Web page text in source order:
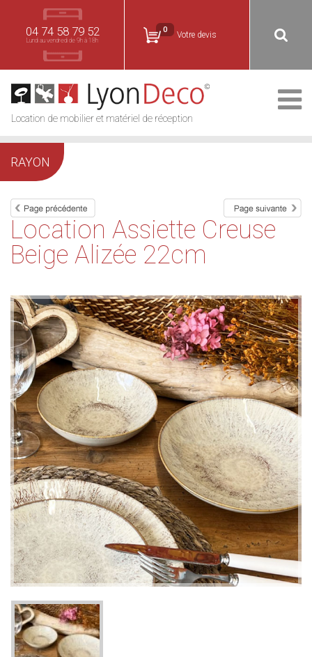
Location de mobilier et matériel de réception
04 74 58 79 52
Lundi au vendredi de 9h à 18h
0 Votre devis
RAYON
Location Assiette Creuse
Beige Alizée 22cm